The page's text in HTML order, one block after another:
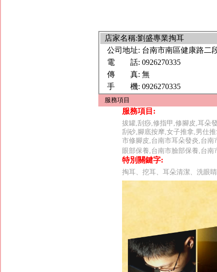
店家名稱:劉盛專業掏耳
公司地址: 台南市南區健康路二
電 話: 0926270335
傳 真: 無
手 機: 0926270335
服務項目
服務項目:
拔罐,刮痧,修指甲,修腳皮,耳朵
刮砂,腳底按摩,女子推拿,男仕
市修腳皮,台南市耳朵發炎,台
眼部保養,台南市臉部保養,台
特別關鍵字:
掏耳、挖耳、耳朵清潔、洗眼睛